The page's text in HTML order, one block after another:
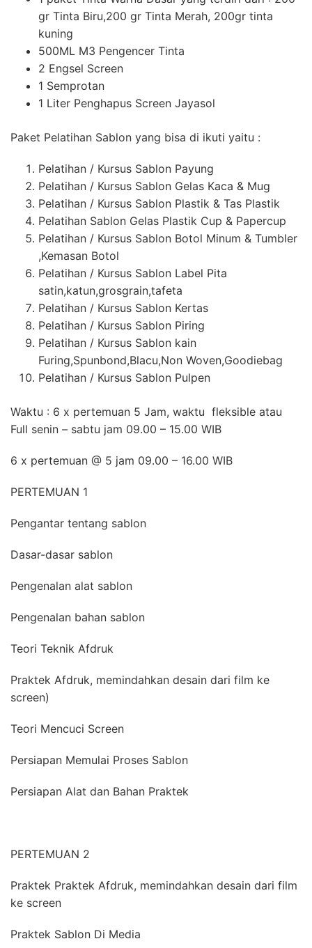
gr Tinta Biru,200 gr Tinta Merah, 200gr tinta
kuning
500ML M3 Pengencer Tinta
2 Engsel Screen
1 Semprotan
1 Liter Penghapus Screen Jayasol
Paket Pelatihan Sablon yang bisa di ikuti yaitu :
Pelatihan / Kursus Sablon Payung
Pelatihan / Kursus Sablon Gelas Kaca & Mug
Pelatihan / Kursus Sablon Plastik & Tas Plastik
Pelatihan Sablon Gelas Plastik Cup & Papercup
Pelatihan / Kursus Sablon Botol Minum & Tumbler
,Kemasan Botol
Pelatihan / Kursus Sablon Label Pita
satin,katun,grosgrain,tafeta
Pelatihan / Kursus Sablon Kertas
Pelatihan / Kursus Sablon Piring
Pelatihan / Kursus Sablon kain
Furing,Spunbond,Blacu,Non Woven,Goodiebag
Pelatihan / Kursus Sablon Pulpen
Waktu : 6 x pertemuan 5 Jam, waktu fleksible atau
Full senin – sabtu jam 09.00 – 15.00 WIB
6 x pertemuan @ 5 jam 09.00 – 16.00 WIB
PERTEMUAN 1
Pengantar tentang sablon
Dasar-dasar sablon
Pengenalan alat sablon
Pengenalan bahan sablon
Teori Teknik Afdruk
Praktek Afdruk, memindahkan desain dari film ke
screen)
Teori Mencuci Screen
Persiapan Memulai Proses Sablon
Persiapan Alat dan Bahan Praktek
PERTEMUAN 2
Praktek Praktek Afdruk, memindahkan desain dari film
ke screen
Praktek Sablon Di Media